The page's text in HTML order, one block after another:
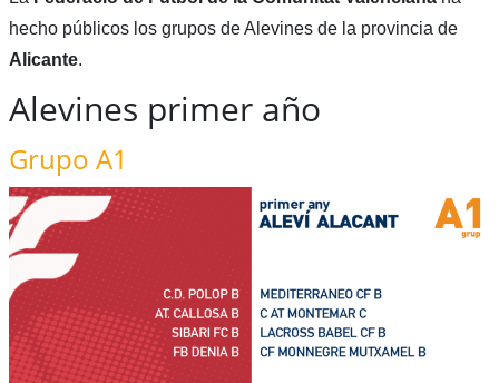
hecho públicos los grupos de Alevines de la provincia de
Alicante.
Alevines primer año
Grupo A1